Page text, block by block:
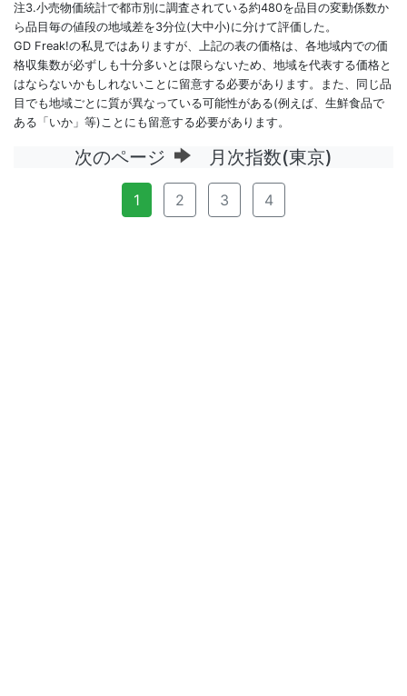
注3.小売物価統計で都市別に調査されている約480を品目の変動係数か
ら品目毎の値段の地域差を3分位(大中小)に分けて評価した。
GD Freak!の私見ではありますが、上記の表の価格は、各地域内での価
格収集数が必ずしも十分多いとは限らないため、地域を代表する価格と
はならないかもしれないことに留意する必要があります。また、同じ品
目でも地域ごとに質が異なっている可能性がある(例えば、生鮮食品で
ある「いか」等)ことにも留意する必要があります。
次のページ 月次指数(東京)
1 2 3 4